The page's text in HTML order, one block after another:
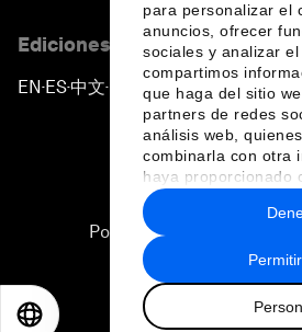
para personalizar el
anuncios, ofrecer
sociales y analizar el
compartimos
que haga del sitio
partners de redes
análisis web,
combinarla con otra
haya proporcionado
recopilado a partir
hecho de sus
Ediciones en otros idiomas
EN ▪ES▪中文▪ 日本語
Política de privacidad y
Sitemap
2026 Foro